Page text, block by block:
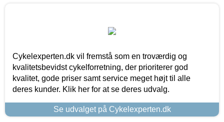
Cykelexperten.dk vil fremstå som en troværdig og
kvalitetsbevidst cykelforretning, der prioriterer god
kvalitet, gode priser samt service meget højt til alle
deres kunder. Klik her for at se deres udvalg.
Se udvalget på Cykelexperten.dk